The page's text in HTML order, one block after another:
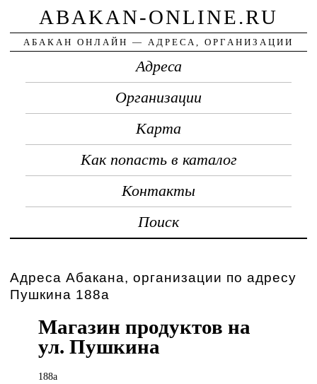
ABAKAN-ONLINE.RU
АБАКАН ОНЛАЙН — АДРЕСА, ОРГАНИЗАЦИИ
Адреса
Организации
Карта
Как попасть в каталог
Контакты
Поиск
Адреса Абакана, организации по адресу
Пушкина 188а
Магазин продуктов на
ул. Пушкина
188а